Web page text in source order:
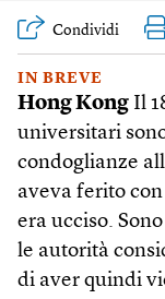
Condividi
IN BREVE
Hong Kong Il
universitari
condoglianze
aveva ferito
era ucciso.
le autorità
di aver quindi